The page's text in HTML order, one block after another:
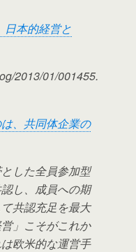
日本的経営と
2013/01/001455.
、共同体企業の
した全員参加型
し、成員への期
共認充足を最大
」こそがこれか
欧米的な運営手